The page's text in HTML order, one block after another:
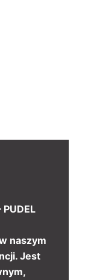
PUDEL
naszym
Jest